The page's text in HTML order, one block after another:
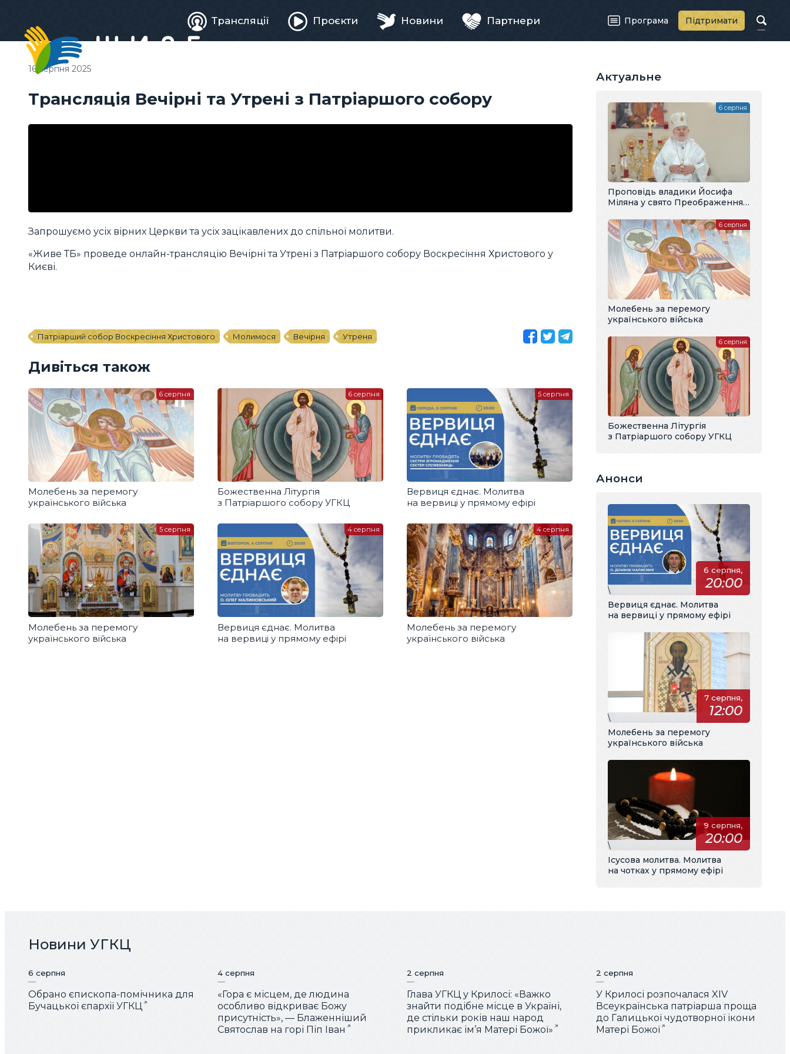
Живе
телебачення
Трансляції Проєкти Новини Партнери Програма Підтримати
Трансляція Вечірні та Утрені з Патріаршого собору
16 серпня 2025
Запрошуємо усіх вірних Церкви та усіх зацікавлених до спільної молитви.
«Живе ТБ» проведе онлайн-трансляцію Вечірні та Утрені з Патріаршого собору Воскресіння Христового у
Києві.
Патріарший собор Воскресіння Христового Молимося Вечірня Утреня
Дивіться також
Молебень за перемогу
українського війська
6 серпня
Божественна Літургія
з Патріаршого собору УГКЦ
6 серпня
Вервиця єднає. Молитва
на вервиці у прямому ефірі
5 серпня
Молебень за перемогу
українського війська
5 серпня
Вервиця єднає. Молитва
на вервиці у прямому ефірі
4 серпня
Молебень за перемогу
українського війська
4 серпня
Актуальне
Проповідь владики Йосифа
Міляна у свято Преображення
6 серпня
Молебень за перемогу
українського війська
6 серпня
Божественна Літургія
з Патріаршого собору УГКЦ
6 серпня
Анонси
6 серпня,
20:00
\
Вервиця єднає. Молитва
на вервиці у прямому ефірі
7 серпня,
12:00
\
Молебень за перемогу
українського війська
9 серпня,
20:00
\
Ісусова молитва. Молитва
на чотках у прямому ефірі
Новини УГКЦ
6 серпня
Обрано єпископа-помічника для
Бучацької єпархії УГКЦ
4 серпня
«Гора є місцем, де людина
особливо відкриває Божу
присутність», — Блаженніший
Святослав на горі Піп Іван
2 серпня
Глава УГКЦ у Крилосі: «Важко
знайти подібне місце в Україні,
де стільки років наш народ
прикликає ім’я Матері Божої»
2 серпня
У Крилосі розпочалася XIV
Всеукраїнська патріарша проща
до Галицької чудотворної ікони
Матері Божої